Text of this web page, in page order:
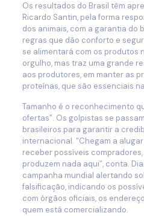
Os resultados do Brasil têm
Ricardo Santin, pela forma
dos animais, com a garantia do
regras que dão conforto e
se alimentará com os produtos
orgulho, mas traz uma grande
aos produtores, em manter as
proteínas, que são essenciais
Tamanho é o reconhecimento
ofertas”. Os golpistas se
brasileiros para garantir a
internacional. “Chegam a
receber possíveis
produzem nada aqui”, conta.
campanha mundial alertando
falsificação, indicando os
com órgãos oficiais, os
quem está comercializando.